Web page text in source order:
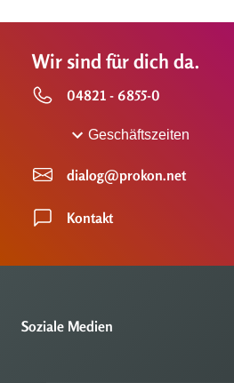
Wir sind für dich da.
04821 - 6855-0
Geschäftszeiten
dialog@prokon.net
Kontakt
Soziale Medien